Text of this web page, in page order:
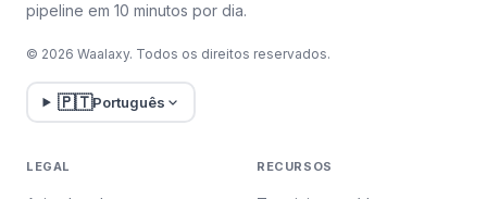
pipeline em 10 minutos por dia.
© 2026 Waalaxy. Todos os direitos reservados.
🇵🇹Português
LEGAL RECURSOS